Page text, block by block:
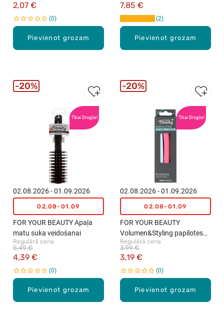
Pievienot grozam
2,07 €
0
Pievienot grozam
7,85 €
2
Tikai Drogās!
Pievienot grozam
02.08.2026 - 01.09.2026
02.08-01.09
FOR YOUR BEAUTY Apaļa
matu suka veidošanai
Regulārā cena
4,39 €
5,49 €
0
20%
Tikai Drogās!
Pievienot grozam
02.08.2026 - 01.09.2026
02.08-01.09
FOR YOUR BEAUTY
Volumen&Styling papilotes
matu ruļļi, 6gab.
Regulārā cena
3,19 €
3,99 €
0
20%